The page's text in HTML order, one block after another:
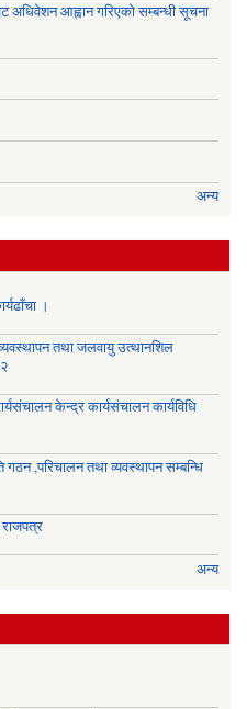
अधिवेशन आह्वान गरिएको सम्बन्धी सूचना
अन्य
।
तथा जलवायु उत्थानशिल
केन्द्र कार्यसंचालन कार्यविधि
गठन ,परिचालन तथा व्यवस्थापन सम्बन्धि
अन्य